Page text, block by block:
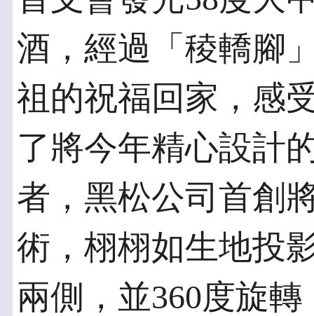
酒，經過「稜轎腳
祖的祝福回家，感
了將今年精心設計
者，黑松公司首創
術，栩栩如生地投
兩側，並360度旋